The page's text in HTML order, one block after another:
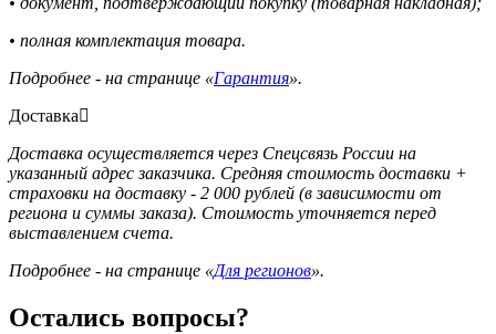
• полная комплектация товара.
Подробнее - на странице «Гарантия».
Доставка
Доставка осуществляется через Спецсвязь России на
указанный адрес заказчика. Средняя стоимость доставки +
страховки на доставку - 2 000 рублей (в зависимости от
региона и суммы заказа). Стоимость уточняется перед
выставлением счета.
Подробнее - на странице «Для регионов».
Остались вопросы?